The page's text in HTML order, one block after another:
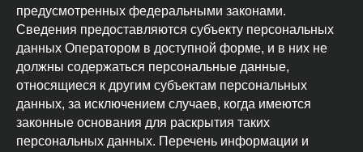
предусмотренных федеральными законами.
Сведения предоставляются субъекту персональных
данных Оператором в доступной форме, и в них не
должны содержаться персональные данные,
относящиеся к другим субъектам персональных
данных, за исключением случаев, когда имеются
законные основания для раскрытия таких
персональных данных. Перечень информации и